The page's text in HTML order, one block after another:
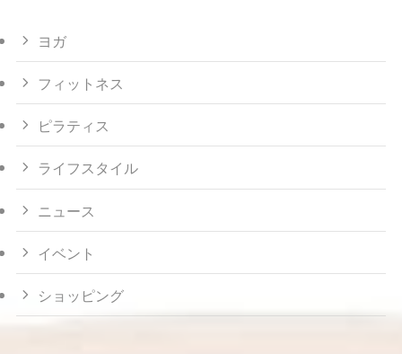
ヨガ
フィットネス
ピラティス
ライフスタイル
ニュース
イベント
ショッピング